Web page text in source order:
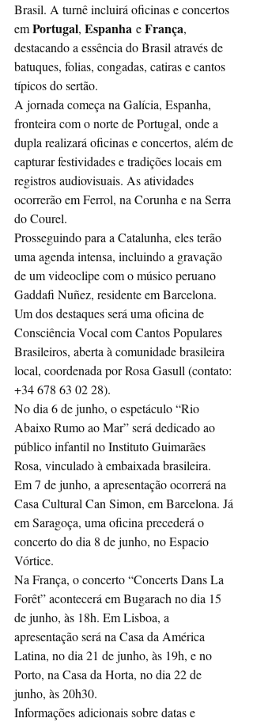
Brasil. A turnê incluirá oficinas e concertos
em Portugal, Espanha e França,
destacando a essência do Brasil através de
batuques, folias, congadas, catiras e cantos
típicos do sertão.
A jornada começa na Galícia, Espanha,
fronteira com o norte de Portugal, onde a
dupla realizará oficinas e concertos, além de
capturar festividades e tradições locais em
registros audiovisuais. As atividades
ocorrerão em Ferrol, na Corunha e na Serra
do Courel.
Prosseguindo para a Catalunha, eles terão
uma agenda intensa, incluindo a gravação
de um videoclipe com o músico peruano
Gaddafi Nuñez, residente em Barcelona.
Um dos destaques será uma oficina de
Consciência Vocal com Cantos Populares
Brasileiros, aberta à comunidade brasileira
local, coordenada por Rosa Gasull (contato:
+34 678 63 02 28).
No dia 6 de junho, o espetáculo “Rio
Abaixo Rumo ao Mar” será dedicado ao
público infantil no Instituto Guimarães
Rosa, vinculado à embaixada brasileira.
Em 7 de junho, a apresentação ocorrerá na
Casa Cultural Can Simon, em Barcelona. Já
em Saragoça, uma oficina precederá o
concerto do dia 8 de junho, no Espacio
Vórtice.
Na França, o concerto “Concerts Dans La
Forêt” acontecerá em Bugarach no dia 15
de junho, às 18h. Em Lisboa, a
apresentação será na Casa da América
Latina, no dia 21 de junho, às 19h, e no
Porto, na Casa da Horta, no dia 22 de
junho, às 20h30.
Informações adicionais sobre datas e